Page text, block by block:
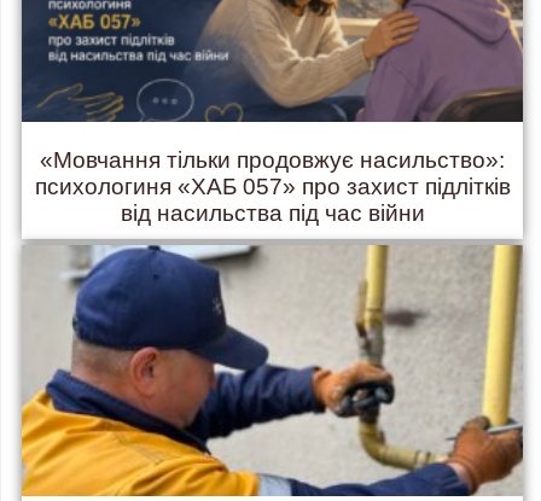
«Мовчання тільки продовжує насильство»:
психологиня «ХАБ 057» про захист підлітків
від насильства під час війни